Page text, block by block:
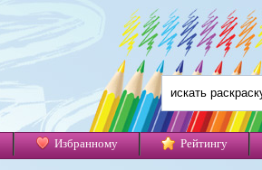
Избранному Рейтингу